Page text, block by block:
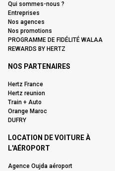
Qui sommes-nous ?
Entreprises
Nos agences
Nos promotions
PROGRAMME DE FIDÉLITÉ WALAA
REWARDS BY HERTZ
NOS PARTENAIRES
Hertz France
Hertz reunion
Train + Auto
Orange Maroc
DUFRY
LOCATION DE VOITURE À
L'AÉROPORT
Agence Oujda aéroport